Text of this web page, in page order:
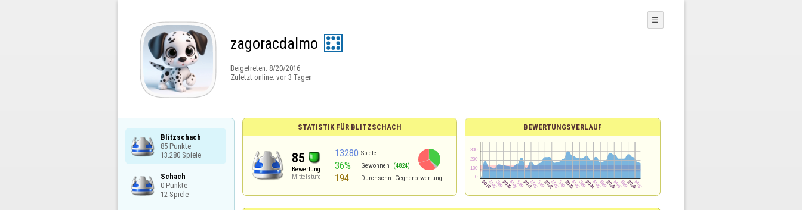
zagoracdalmo
Beigetreten: 8/20/2016
Zuletzt online: vor 3 Tagen
☰
Blitzschach
85 Punkte
13.280 Spiele
Schach
0 Punkte
12 Spiele
STATISTIK FÜR BLITZSCHACH
85
Bewertung
Mittelstufe
13280 Spiele
36% Gewonnen (4824)
194 Durchschn. Gegnerbewertung
BEWERTUNGSVERLAUF